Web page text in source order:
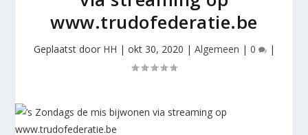
www.trudofederatie.be
Geplaatst door HH | okt 30, 2020 | Algemeen | 0 |